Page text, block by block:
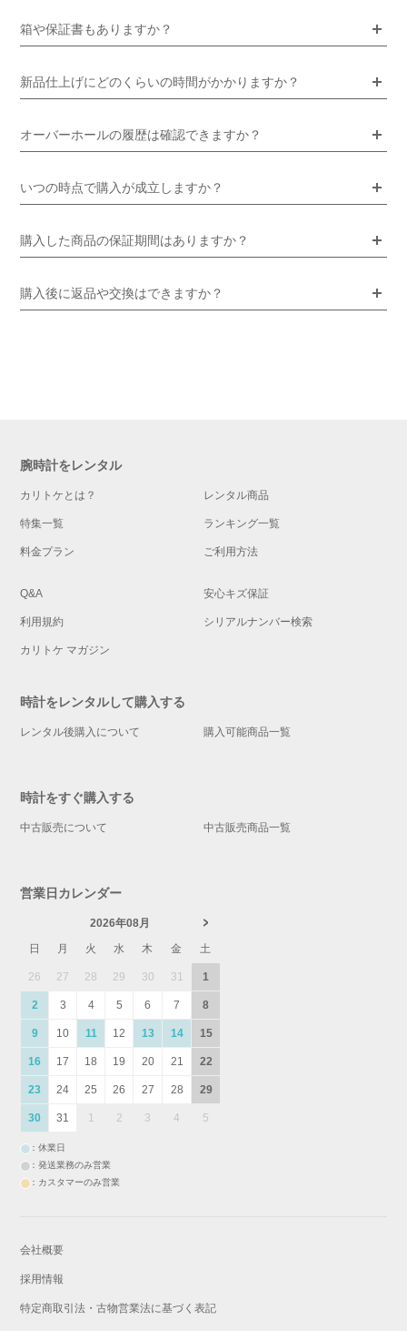
箱や保証書もありますか？
新品仕上げにどのくらいの時間がかかりますか？
オーバーホールの履歴は確認できますか？
いつの時点で購入が成立しますか？
購入した商品の保証期間はありますか？
購入後に返品や交換はできますか？
腕時計をレンタル
カリトケとは？ レンタル商品
特集一覧 ランキング一覧
料金プラン ご利用方法
Q&A 安心キズ保証
利用規約 シリアルナンバー検索
カリトケ マガジン
時計をレンタルして購入する
レンタル後購入について 購入可能商品一覧
時計をすぐ購入する
中古販売について 中古販売商品一覧
営業日カレンダー
2026年08月
日
月 火 水 木 金 土
26 27 28 29 30 31 1
2 3 4 5 6 7 8
9 10 11 12 13 14 15
16 17 18 19 20 21 22
23 24 25 26 27 28 29
30 31 1 2 3 4 5
：休業日
：発送業務のみ営業
：カスタマーのみ営業
会社概要
採用情報
特定商取引法・古物営業法に基づく表記